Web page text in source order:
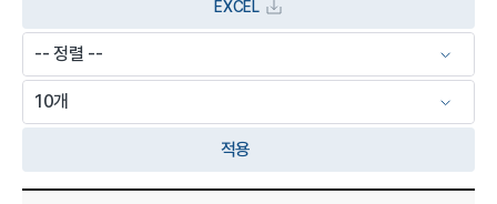
EXCEL
적용
상세정보 관리 목록